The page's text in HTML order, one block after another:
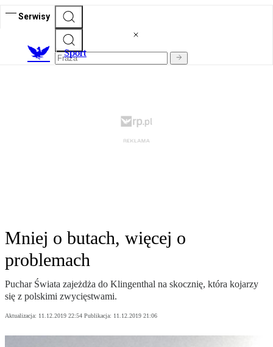
Serwisy
Sport
Mniej o butach, więcej o
problemach
Puchar Świata zajeżdża do Klingenthal na skocznię, która kojarzy
się z polskimi zwycięstwami.
Aktualizacja: 11.12.2019 22:54 Publikacja: 11.12.2019 21:06